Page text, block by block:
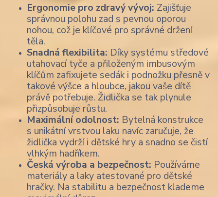
Ergonomie pro zdravý vývoj: Zajišťuje
správnou polohu zad s pevnou oporou
nohou, což je klíčové pro správné držení
těla.
Snadná flexibilita: Díky systému středové
utahovací tyče a přiloženým imbusovým
klíčům zafixujete sedák i podnožku přesně v
takové výšce a hloubce, jakou vaše dítě
právě potřebuje. Židlička se tak plynule
přizpůsobuje růstu.
Maximální odolnost: Bytelná konstrukce
s unikátní vrstvou laku navíc zaručuje, že
židlička vydrží i dětské hry a snadno se čistí
vlhkým hadříkem.
Česká výroba a bezpečnost: Používáme
materiály a laky atestované pro dětské
hračky. Na stabilitu a bezpečnost klademe